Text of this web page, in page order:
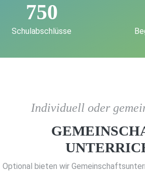
750
Schulabschlüsse
Individuell oder
Optional bieten wir